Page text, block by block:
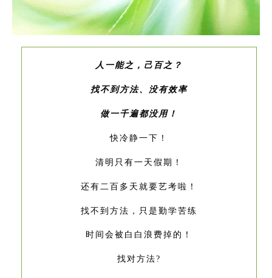
人一能之，己百之？
找不到方法、没有效率
做一千遍都没用！
快冷静一下！
清明只有一天假期！
还有二百多天就要艺考啦！
找不到方法，只是勤学苦练
时间会被白白浪费掉的！
找对方法?